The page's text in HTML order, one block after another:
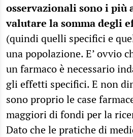
osservazionali sono i più
valutare la somma degli
(quindi quelli specifici e
una popolazione. E’ ovvio
un farmaco è necessario
gli effetti specifici. E non
sono proprio le case
maggiori di fondi per la
Dato che le pratiche di